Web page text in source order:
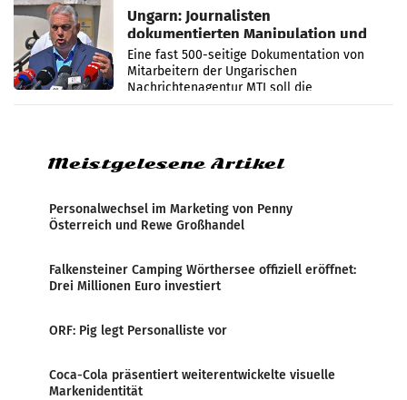
Ungarn: Journalisten
dokumentierten Manipulation und
Zensur
Eine fast 500-seitige Dokumentation von
Mitarbeitern der Ungarischen
Nachrichtenagentur MTI soll die
systematische Nachrichten-Manipulation und
Meistgelesene Artikel
Personalwechsel im Marketing von Penny
Österreich und Rewe Großhandel
Falkensteiner Camping Wörthersee offiziell eröffnet:
Drei Millionen Euro investiert
ORF: Pig legt Personalliste vor
Coca-Cola präsentiert weiterentwickelte visuelle
Markenidentität